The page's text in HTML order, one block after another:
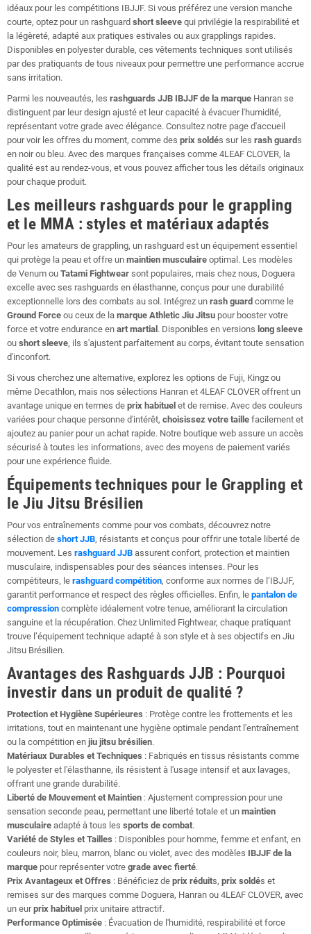
idéaux pour les compétitions IBJJF. Si vous préférez une version manche
courte, optez pour un rashguard short sleeve qui privilégie la respirabilité et
la légèreté, adapté aux pratiques estivales ou aux grapplings rapides.
Disponibles en polyester durable, ces vêtements techniques sont utilisés
par des pratiquants de tous niveaux pour permettre une performance accrue
sans irritation.
Parmi les nouveautés, les rashguards JJB IBJJF de la marque Hanran se
distinguent par leur design ajusté et leur capacité à évacuer l'humidité,
représentant votre grade avec élégance. Consultez notre page d'accueil
pour voir les offres du moment, comme des prix soldés sur les rash guards
en noir ou bleu. Avec des marques françaises comme 4LEAF CLOVER, la
qualité est au rendez-vous, et vous pouvez afficher tous les détails originaux
pour chaque produit.
Les meilleurs rashguards pour le grappling
et le MMA : styles et matériaux adaptés
Pour les amateurs de grappling, un rashguard est un équipement essentiel
qui protège la peau et offre un maintien musculaire optimal. Les modèles
de Venum ou Tatami Fightwear sont populaires, mais chez nous, Doguera
excelle avec ses rashguards en élasthanne, conçus pour une durabilité
exceptionnelle lors des combats au sol. Intégrez un rash guard comme le
Ground Force ou ceux de la marque Athletic Jiu Jitsu pour booster votre
force et votre endurance en art martial. Disponibles en versions long sleeve
ou short sleeve, ils s'ajustent parfaitement au corps, évitant toute sensation
d'inconfort.
Si vous cherchez une alternative, explorez les options de Fuji, Kingz ou
même Decathlon, mais nos sélections Hanran et 4LEAF CLOVER offrent un
avantage unique en termes de prix habituel et de remise. Avec des couleurs
variées pour chaque personne d'intérêt, choisissez votre taille facilement et
ajoutez au panier pour un achat rapide. Notre boutique web assure un accès
sécurisé à toutes les informations, avec des moyens de paiement variés
pour une expérience fluide.
Équipements techniques pour le Grappling et
le Jiu Jitsu Brésilien
Pour vos entraînements comme pour vos combats, découvrez notre
sélection de short JJB, résistants et conçus pour offrir une totale liberté de
mouvement. Les rashguard JJB assurent confort, protection et maintien
musculaire, indispensables pour des séances intenses. Pour les
compétiteurs, le rashguard compétition, conforme aux normes de l’IBJJF,
garantit performance et respect des règles officielles. Enfin, le pantalon de
compression complète idéalement votre tenue, améliorant la circulation
sanguine et la récupération. Chez Unlimited Fightwear, chaque pratiquant
trouve l’équipement technique adapté à son style et à ses objectifs en Jiu
Jitsu Brésilien.
Avantages des Rashguards JJB : Pourquoi
investir dans un produit de qualité ?
Protection et Hygiène Supérieures : Protège contre les frottements et les
irritations, tout en maintenant une hygiène optimale pendant l'entraînement
ou la compétition en jiu jitsu brésilien.
Matériaux Durables et Techniques : Fabriqués en tissus résistants comme
le polyester et l'élasthanne, ils résistent à l'usage intensif et aux lavages,
offrant une grande durabilité.
Liberté de Mouvement et Maintien : Ajustement compression pour une
sensation seconde peau, permettant une liberté totale et un maintien
musculaire adapté à tous les sports de combat.
Variété de Styles et Tailles : Disponibles pour homme, femme et enfant, en
couleurs noir, bleu, marron, blanc ou violet, avec des modèles IBJJF de la
marque pour représenter votre grade avec fierté.
Prix Avantageux et Offres : Bénéficiez de prix réduits, prix soldés et
remises sur des marques comme Doguera, Hanran ou 4LEAF CLOVER, avec
un eurprix habituel prix unitaire attractif.
Performance Optimisée : Évacuation de l'humidité, respirabilité et force